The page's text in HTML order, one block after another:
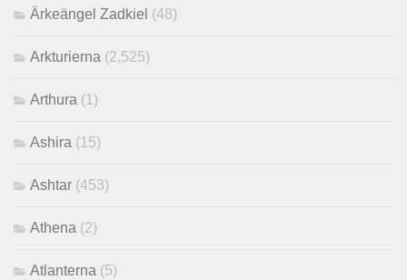
Ärkeängel Zadkiel (48)
Arkturierna (2,525)
Arthura (1)
Ashira (15)
Ashtar (453)
Athena (2)
Atlanterna (5)